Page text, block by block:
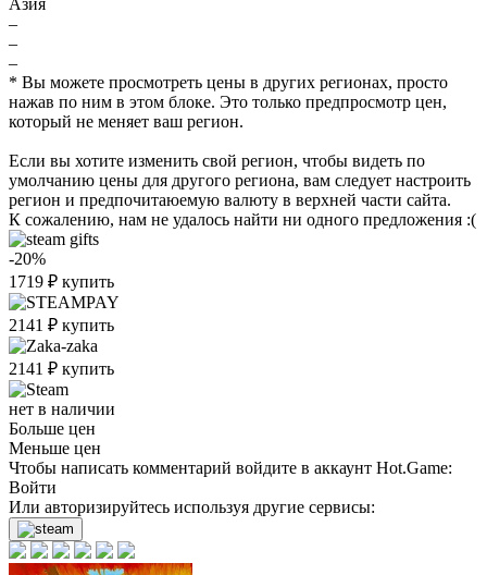
Азия
–
–
–
* Вы можете просмотреть цены в других регионах, просто
нажав по ним в этом блоке. Это только предпросмотр цен,
который не меняет ваш регион.
Если вы хотите изменить свой регион, чтобы видеть по
умолчанию цены для другого региона, вам следует настроить
регион и предпочитаюемую валюту в верхней части сайта.
К сожалению, нам не удалось найти ни одного предложения :(
-20%
1719 ₽ купить
2141 ₽ купить
2141 ₽ купить
нет в наличии
Больше цен
Меньше цен
Чтобы написать комментарий войдите в аккаунт Hot.Game:
Войти
Или авторизируйтесь используя другие сервисы: